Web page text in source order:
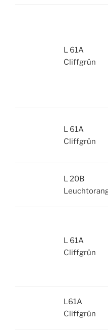
L 61A
Cliffgrün
L 61A
Cliffgrün
L 20B
L 61A
Cliffgrün
L61A
Cliffgrün